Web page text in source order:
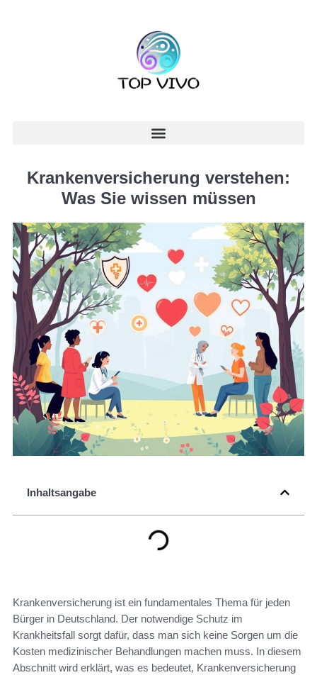
Krankenversicherung verstehen:
Was Sie wissen müssen
Inhaltsangabe
Krankenversicherung ist ein fundamentales Thema für jeden
Bürger in Deutschland. Der notwendige Schutz im
Krankheitsfall sorgt dafür, dass man sich keine Sorgen um die
Kosten medizinischer Behandlungen machen muss. In diesem
Abschnitt wird erklärt, was es bedeutet, Krankenversicherung